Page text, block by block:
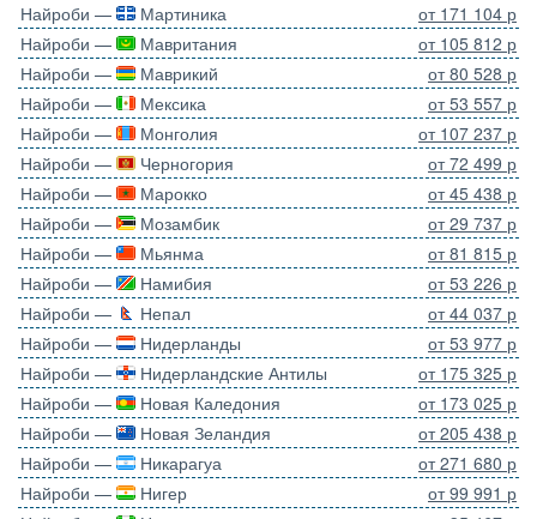
Найроби —
Мартиника
от 171 104 р
Найроби —
Мавритания
от 105 812 р
Найроби —
Маврикий
от 80 528 р
Найроби —
Мексика
от 53 557 р
Найроби —
Монголия
от 107 237 р
Найроби —
Черногория
от 72 499 р
Найроби —
Марокко
от 45 438 р
Найроби —
Мозамбик
от 29 737 р
Найроби —
Мьянма
от 81 815 р
Найроби —
Намибия
от 53 226 р
Найроби —
Непал
от 44 037 р
Найроби —
Нидерланды
от 53 977 р
Найроби —
Нидерландские Антилы
от 175 325 р
Найроби —
Новая Каледония
от 173 025 р
Найроби —
Новая Зеландия
от 205 438 р
Найроби —
Никарагуа
от 271 680 р
Найроби —
Нигер
от 99 991 р